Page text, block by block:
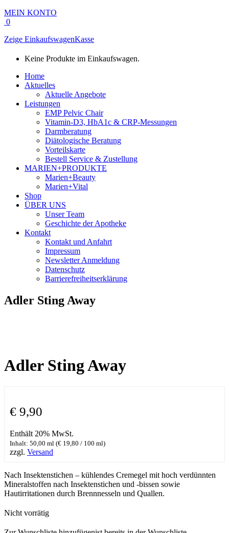
MEIN KONTO
0
Zeige EinkaufswagenKasse
Keine Produkte im Einkaufswagen.
Home
Aktuelles
Aktuelle Angebote
Leistungen
EMP Pelvic Chair
Vitamin-D3, HbA1c & CRP-Messungen
Darmberatung
Diätologische Beratung
Vorteilskarte
Bestell Service & Zustellung
MARIEN+PRODUKTE
Marien+Beauty
Marien+Vital
Shop
ÜBER UNS
Unser Team
Geschichte der Apotheke
Kontakt
Kontakt und Anfahrt
Impressum
Newsletter Anmeldung
Datenschutz
Barrierefreiheitserklärung
Adler Sting Away
Adler Sting Away
€ 9,90
Enthält 20% MwSt.
Inhalt: 50,00 ml (€ 19,80 / 100 ml)
zzgl. Versand
Nach Insektenstichen – kühlendes Cremegel mit hoch verdünnten
Mineralstoffen nach Insektenstichen und -bissen sowie
Hautirritationen durch Brennnesseln und Quallen.
Nicht vorrätig